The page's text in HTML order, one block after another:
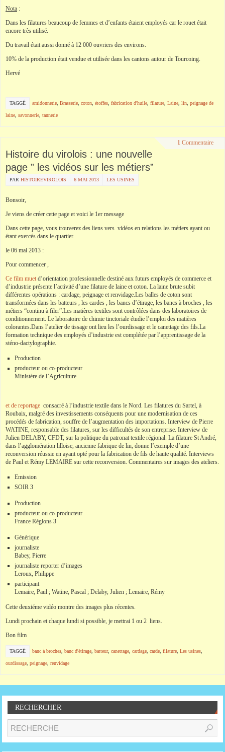
Nota :
Dans les filatures beaucoup de femmes et d’enfants étaient employés car le rouet était
encore très utilisé.
Du travail était aussi donné à 12 000 ouvriers des environs.
10% de la production était vendue et utilisée dans les cantons autour de Tourcoing.
Hervé
TAGGÉ amidonnerie Brasserie coton étoffes fabrication d'huile filature Laine lin peignage de
laine savonnerie tannerie
1 Commentaire
Histoire du virolois : une nouvelle
page ” les vidéos sur les métiers”
PAR HISTOIREVIROLOIS 6 MAI 2013 LES USINES
Bonsoir,
Je viens de créer cette page et voici le 1er message
Dans cette page, vous trouverez des liens vers vidéos en relations les métiers ayant ou
étant exercés dans le quartier.
le 06 mai 2013 :
Pour commencer ,
Ce film muet d’orientation professionnelle destiné aux futurs employés de commerce et
d’industrie présente l’activité d’une filature de laine et coton. La laine brute subit
différentes opérations : cardage, peignage et renvidage.Les balles de coton sont
transformées dans les batteurs , les cardes , les bancs d’étirage, les bancs à broches , les
métiers “continu à filer”.Les matières textiles sont contrôlées dans des laboratoires de
conditionnement. Le laboratoire de chimie tinctoriale étudie l’emploi des matières
colorantes.Dans l’atelier de tissage ont lieu les l’ourdissage et le canettage des fils.La
formation technique des employés d’industrie est complétée par l’apprentissage de la
sténo-dactylographie.
Production
producteur ou co-producteur
Ministère de l’Agriculture
et de reportage consacré à l’industrie textile dans le Nord. Les filatures du Sartel, à
Roubaix, malgré des investissements conséquents pour une modernisation de ces
procédés de fabrication, souffre de l’augmentation des importations. Interview de Pierre
WATINE, responsable des filatures, sur les difficultés de son entreprise. Interview de
Julien DELABY, CFDT, sur la politique du patronat textile régional. La filature St André,
dans l’agglomération lilloise, ancienne fabrique de lin, donne l’exemple d’une
reconversion réussie en ayant opté pour la fabrication de fils de haute qualité. Interviews
de Paul et Rémy LEMAIRE sur cette reconversion. Commentaires sur images des ateliers.
Emission
SOIR 3
Production
producteur ou co-producteur
France Régions 3
Générique
journaliste
Babey, Pierre
journaliste reporter d’images
Leroux, Philippe
participant
Lemaire, Paul ; Watine, Pascal ; Delaby, Julien ; Lemaire, Rémy
Cette deuxiéme vidéo montre des images plus récentes.
Lundi prochain et chaque lundi si possible, je mettrai 1 ou 2 liens.
Bon film
TAGGÉ banc à broches banc d'étirage batteur, canettage cardage carde filature Les usines
ourdissage peignage renvidage
RECHERCHER